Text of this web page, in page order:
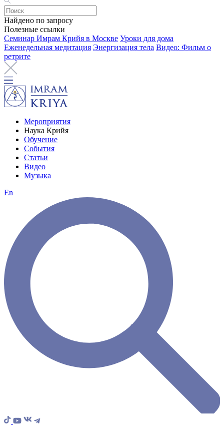
Найдено по запросу
Полезные ссылки
Семинар Имрам Крийя в Москве Уроки для дома
Еженедельная медитация Энергизация тела Видео: Фильм о
ретрите
Мероприятия
Наука Крийя
Обучение
События
Статьи
Видео
Музыка
En